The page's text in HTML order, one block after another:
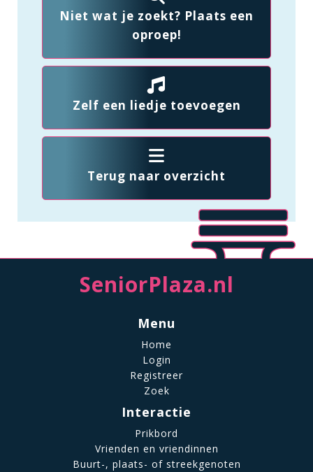
Niet wat je zoekt? Plaats een
oproep!
Zelf een liedje toevoegen
Terug naar overzicht
SeniorPlaza.nl
Menu
Home
Login
Registreer
Zoek
Interactie
Prikbord
Vrienden en vriendinnen
Buurt-, plaats- of streekgenoten